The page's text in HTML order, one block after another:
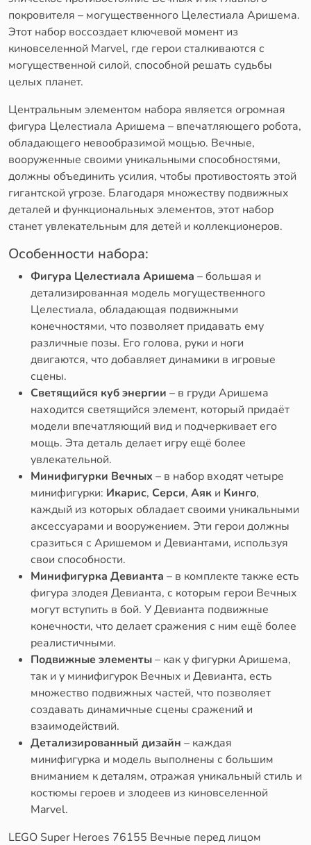
покровителя – могущественного Целестиала Аришема.
Этот набор воссоздает ключевой момент из
киновселенной Marvel, где герои сталкиваются с
могущественной силой, способной решать судьбы
целых планет.
Центральным элементом набора является огромная
фигура Целестиала Аришема – впечатляющего робота,
обладающего невообразимой мощью. Вечные,
вооруженные своими уникальными способностями,
должны объединить усилия, чтобы противостоять этой
гигантской угрозе. Благодаря множеству подвижных
деталей и функциональных элементов, этот набор
станет увлекательным для детей и коллекционеров.
Особенности набора:
Фигура Целестиала Аришема – большая и
детализированная модель могущественного
Целестиала, обладающая подвижными
конечностями, что позволяет придавать ему
различные позы. Его голова, руки и ноги
двигаются, что добавляет динамики в игровые
сцены.
Светящийся куб энергии – в груди Аришема
находится светящийся элемент, который придаёт
модели впечатляющий вид и подчеркивает его
мощь. Эта деталь делает игру ещё более
увлекательной.
Минифигурки Вечных – в набор входят четыре
минифигурки: Икарис, Серси, Аяк и Кинго,
каждый из которых обладает своими уникальными
аксессуарами и вооружением. Эти герои должны
сразиться с Аришемом и Девиантами, используя
свои способности.
Минифигурка Девианта – в комплекте также есть
фигура злодея Девианта, с которым герои Вечных
могут вступить в бой. У Девианта подвижные
конечности, что делает сражения с ним ещё более
реалистичными.
Подвижные элементы– как у фигурки Аришема,
так и у минифигурок Вечных и Девианта, есть
множество подвижных частей, что позволяет
создавать динамичные сцены сражений и
взаимодействий.
Детализированный дизайн – каждая
минифигурка и модель выполнены с большим
вниманием к деталям, отражая уникальный стиль и
костюмы героев и злодеев из киновселенной
Marvel.
LEGO Super Heroes 76155 Вечные перед лицом